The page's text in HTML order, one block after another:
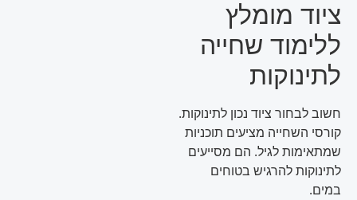
ציוד מומלץ
ללימוד שחייה
לתינוקות
חשוב לבחור ציוד נכון לתינוקות.
קורסי השחייה מציעים תוכניות
שמתאימות לגיל. הם מסייעים
לתינוקות להרגיש בטוחים
במים.